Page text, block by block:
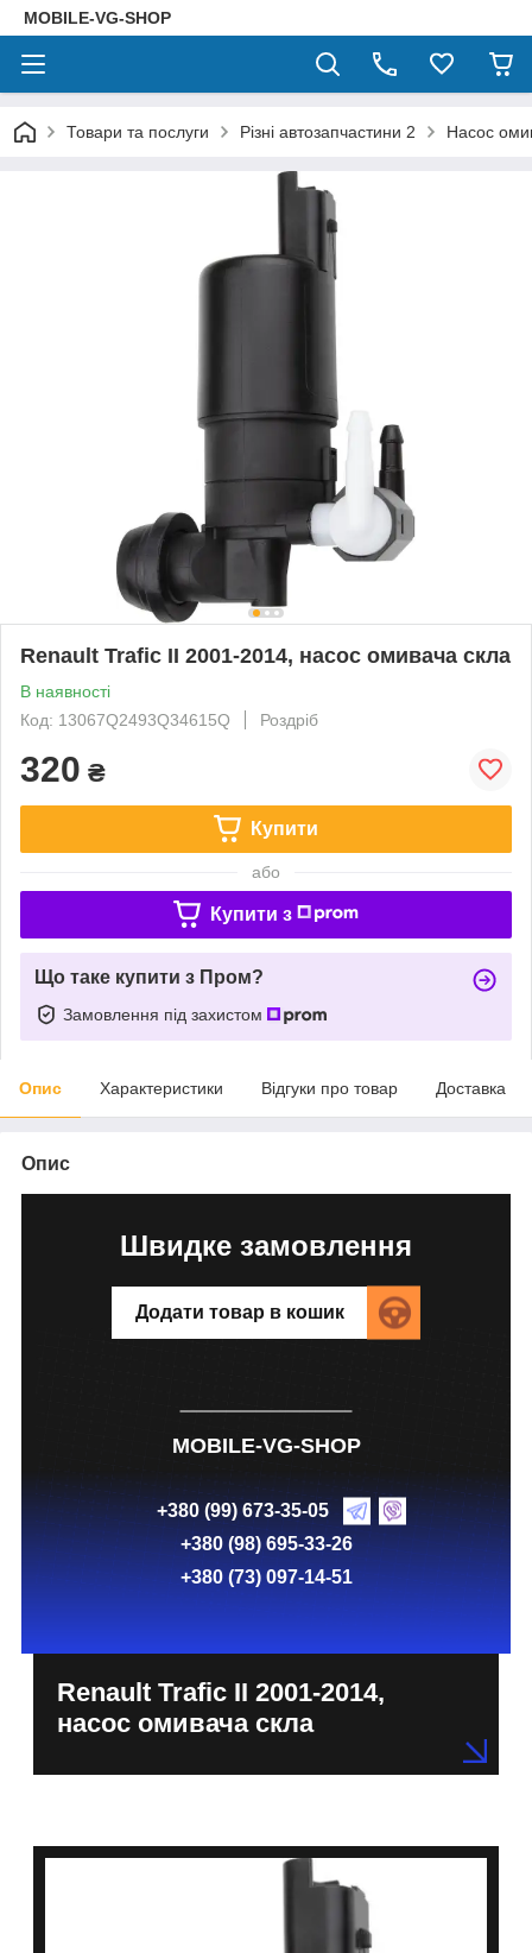
MOBILE-VG-SHOP
Товари та послуги Різні автозапчастини 2 Насос
Renault Trafic II 2001-2014, насос омивача скла
В наявності
Код: 13067Q2493Q34615Q
Роздріб
320 ₴
Купити
або
Купити з
Що таке купити з Пром?
Замовлення під захистом
Опис Характеристики Відгуки про товар Доставка
Опис
Швидке замовлення
Додати товар в кошик
MOBILE-VG-SHOP
+380 (99) 673-35-05
+380 (98) 695-33-26
+380 (73) 097-14-51
Renault Trafic II 2001-2014,
насос омивача скла